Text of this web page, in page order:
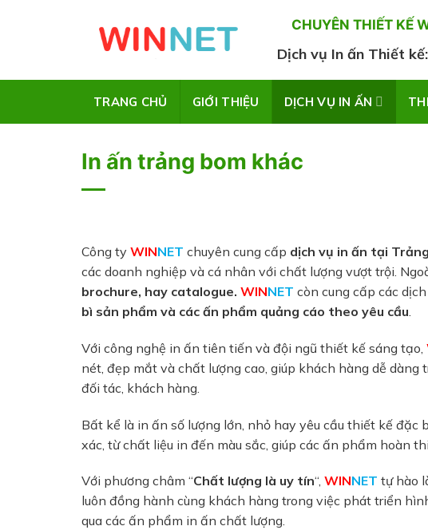
CHUYÊN THIẾT KẾ
Dịch vụ In ấn Thiết
TRANG CHỦ GIỚI THIỆU DỊCH VỤ IN ẤN
In ấn trảng bom khác
Công ty WINNET chuyên cung cấp dịch vụ in ấn tại
các doanh nghiệp và cá nhân với chất lượng vượt trội.
brochure, hay catalogue. WINNET còn cung cấp các
bì sản phẩm và các ấn phẩm quảng cáo theo yêu cầu.
Với công nghệ in ấn tiên tiến và đội ngũ thiết kế sáng tạo,
nét, đẹp mắt và chất lượng cao, giúp khách hàng dễ
đối tác, khách hàng.
Bất kể là in ấn số lượng lớn, nhỏ hay yêu cầu thiết kế đặc
xác, từ chất liệu in đến màu sắc, giúp các ấn phẩm hoàn
Với phương châm “Chất lượng là uy tín“, WINNET tự hào
luôn đồng hành cùng khách hàng trong việc phát triển
qua các ấn phẩm in ấn chất lượng.